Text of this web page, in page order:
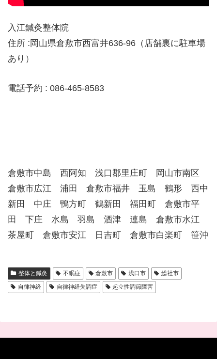
入江鍼灸整体院
住所 : 岡山県倉敷市西富井636-96 （店舗裏に駐車場
あり）
電話予約 : 086-465-8583
倉敷市中島 西阿知 浅口郡里庄町 岡山市南区
倉敷市広江 浦田 倉敷市福井 玉島 鶴形 西中
新田 中庄 鴨方町 鶴新田 福田町 倉敷市平
田 下庄 水島 羽島 酒津 連島 倉敷市水江
茶屋町 倉敷市安江 日吉町 倉敷市白楽町 笹沖
整体と鍼灸 不眠症 倉敷市 浅口市
総社市
自律神経
自律神経失調症 起立性調節障害